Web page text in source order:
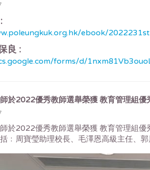
ebook/
良 :
forms/d/
於2022優秀教師選舉榮獲 教育管理組優
於2022優秀教師選舉榮獲 教育管理組優
﹕周寶瑩助理校長、毛澤恩高級主任、